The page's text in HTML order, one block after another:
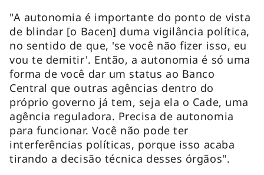
"A autonomia é importante do ponto de vista
de blindar [o Bacen] duma vigilância política,
no sentido de que, 'se você não fizer isso, eu
vou te demitir'. Então, a autonomia é só uma
forma de você dar um status ao Banco
Central que outras agências dentro do
próprio governo já tem, seja ela o Cade, uma
agência reguladora. Precisa de autonomia
para funcionar. Você não pode ter
interferências políticas, porque isso acaba
tirando a decisão técnica desses órgãos".